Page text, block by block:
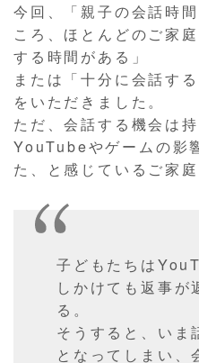
今回、「親子の会話時
ころ、ほとんどのご家
する時間がある」
または「十分に会話す
をいただきました。
ただ、会話する機会は
YouTubeやゲームの影
た、と感じているご家
子どもたちは
しかけても返事が
る。
そうすると、いま
となってしまい、